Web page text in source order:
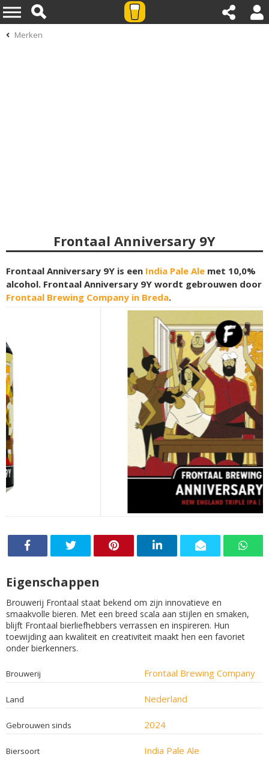
Merken
Frontaal Anniversary 9Y
Frontaal Anniversary 9Y is een India Pale Ale met 10,0%
alcohol. Frontaal Anniversary 9Y wordt gebrouwen door
Frontaal Brewing Company in Breda.
Eigenschappen
Brouwerij Frontaal staat bekend om zijn innovatieve en
smaakvolle bieren. Met een breed scala aan stijlen en smaken,
blijft Frontaal bierliefhebbers verrassen en inspireren. Hun
toewijding aan kwaliteit en creativiteit maakt hen een favoriet
onder bierkenners.
Brouwerij Frontaal Brewing Company
Land Nederland
Gebrouwen sinds 2024
Biersoort India Pale Ale